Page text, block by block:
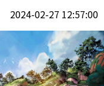
2024-02-27 12:57:00